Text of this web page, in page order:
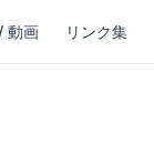
動画 リンク集